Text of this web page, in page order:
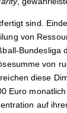
sind.
von
Bundesliga
von
diese
Euro
auf